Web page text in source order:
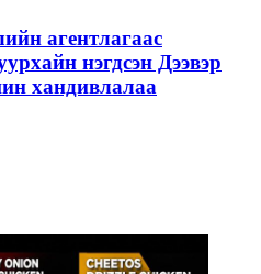
агентлагаас
нэгдсэн Дээвэр
хандивлалаа